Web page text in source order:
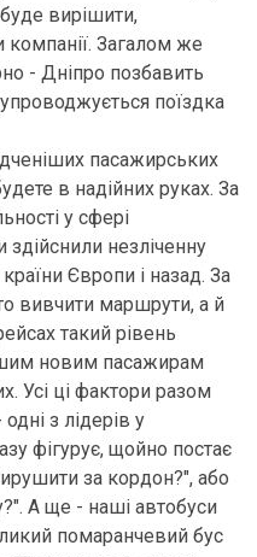
вирішити,
Загалом же
- Дніпро позбавить
поїздка
пасажирських
в надійних руках. За
у сфері
незліченну
Європи і назад. За
вивчити маршрути, а й
такий рівень
новим пасажирам
Усі ці фактори разом
з лідерів у
фігурує, щойно постає
за кордон?", або
А ще - наші автобуси
помаранчевий бус